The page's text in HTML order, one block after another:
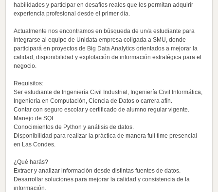
habilidades y participar en desafíos reales que les permitan adquirir
experiencia profesional desde el primer día.
Actualmente nos encontramos en búsqueda de un/a estudiante para
integrarse al equipo de Unidata empresa coligada a SMU, donde
participará en proyectos de Big Data Analytics orientados a mejorar la
calidad, disponibilidad y explotación de información estratégica para el
negocio.
Requisitos:
Ser estudiante de Ingeniería Civil Industrial, Ingeniería Civil Informática,
Ingeniería en Computación, Ciencia de Datos o carrera afín.
Contar con seguro escolar y certificado de alumno regular vigente.
Manejo de SQL.
Conocimientos de Python y análisis de datos.
Disponibilidad para realizar la práctica de manera full time presencial
en Las Condes.
¿Qué harás?
Extraer y analizar información desde distintas fuentes de datos.
Desarrollar soluciones para mejorar la calidad y consistencia de la
información.